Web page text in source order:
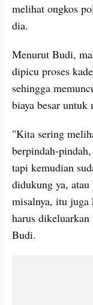
melihat ongkos
dia.
Menurut Budi,
dipicu proses
sehingga
biaya besar untuk
"Kita sering
berpindah-
tapi kemudian
didukung ya,
misalnya, itu juga
harus
Budi.